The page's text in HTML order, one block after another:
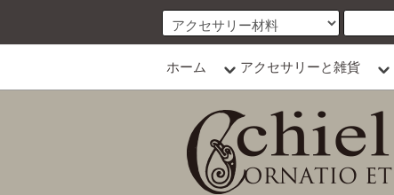
ホーム アクセサリーと雑貨